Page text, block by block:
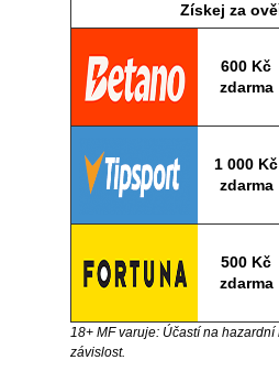
Získej za
600 Kč
zdarma
1 000 Kč
zdarma
500 Kč
zdarma
18+ MF varuje: Účastí na
závislost.